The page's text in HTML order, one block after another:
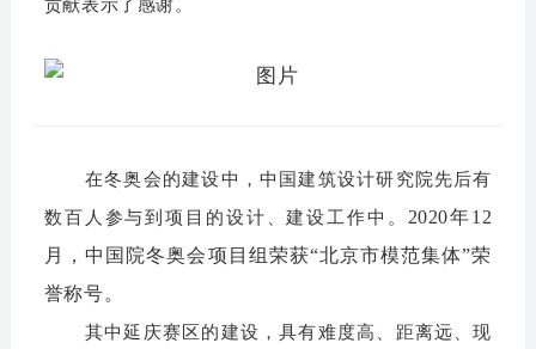
贡献表示了感谢。
在冬奥会的建设中，中国建筑设计研究院先后有
数百人参与到项目的设计、建设工作中 。 2020年12
月，中国院冬奥会项目组荣获“北京市模范集体”荣
誉称号。
其中延庆赛区的建设，具有难度高、距离远、现